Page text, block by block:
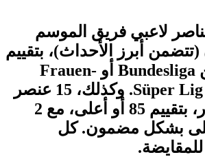
من عناصر لاعبي فريق الموسم
أبرز الأحداث)، بتقييم
93 أو أعلى، من Bundesliga أو Frauen-
Bundesliga أو Süper Lig. وكذلك، 15 عنصر
لاعب ذهبي نادر، بتقييم 85 أو أعلى، مع 2
89 أو أعلى بشكل مضمون. كل